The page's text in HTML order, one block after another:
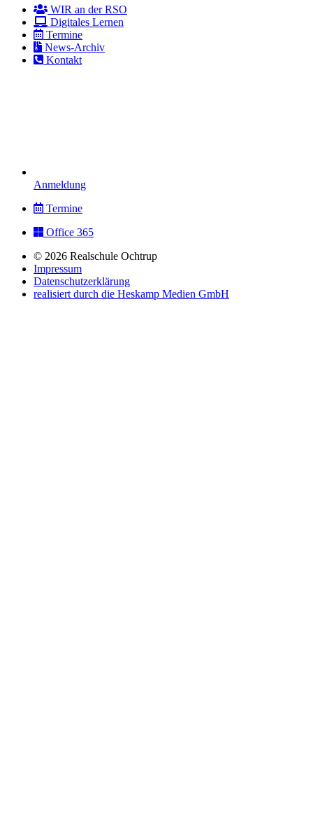
WIR an der RSO
Digitales Lernen
Termine
News-Archiv
Kontakt
Anmeldung
Termine
Office 365
© 2026 Realschule Ochtrup
Impressum
Datenschutzerklärung
realisiert durch die Heskamp Medien GmbH